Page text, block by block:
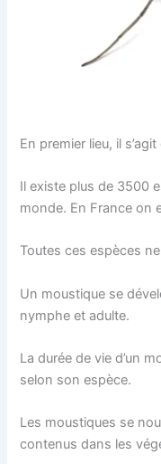
En premier lieu, il
Il existe plus de 3500
monde. En France on
Toutes ces espèces
Un moustique se
nymphe et adulte.
La durée de vie d’un
selon son espèce.
Les moustiques se
contenus dans les